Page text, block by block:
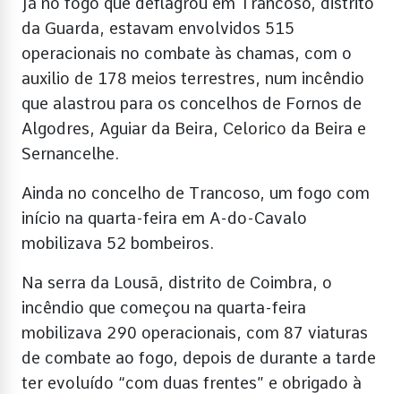
da Guarda, estavam envolvidos 515
operacionais no combate às chamas, com o
auxilio de 178 meios terrestres, num incêndio
que alastrou para os concelhos de Fornos de
Algodres, Aguiar da Beira, Celorico da Beira e
Sernancelhe.
Ainda no concelho de Trancoso, um fogo com
início na quarta-feira em A-do-Cavalo
mobilizava 52 bombeiros.
Na serra da Lousã, distrito de Coimbra, o
incêndio que começou na quarta-feira
mobilizava 290 operacionais, com 87 viaturas
de combate ao fogo, depois de durante a tarde
ter evoluído “com duas frentes” e obrigado à